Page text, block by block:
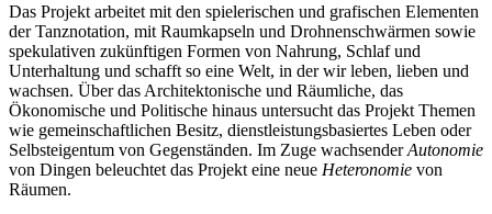
Das Projekt arbeitet mit den spielerischen und grafischen Elementen
der Tanznotation, mit Raumkapseln und Drohnenschwärmen sowie
spekulativen zukünftigen Formen von Nahrung, Schlaf und
Unterhaltung und schafft so eine Welt, in der wir leben, lieben und
wachsen. Über das Architektonische und Räumliche, das
Ökonomische und Politische hinaus untersucht das Projekt Themen
wie gemeinschaftlichen Besitz, dienstleistungsbasiertes Leben oder
Selbsteigentum von Gegenständen. Im Zuge wachsenderAutonomie
von Dingen beleuchtet das Projekt eine neue Heteronomie von
Räumen.